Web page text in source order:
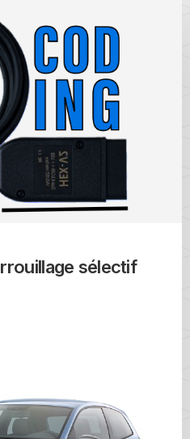
sélectif